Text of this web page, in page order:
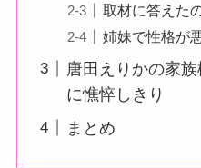
取材に答えた
姉妹で性格が
唐田えりかの家
に憔悴しきり
まとめ